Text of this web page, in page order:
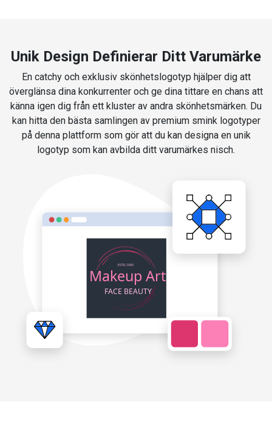
Unik Design Definierar Ditt Varumärke
En catchy och exklusiv skönhetslogotyp hjälper dig att
överglänsa dina konkurrenter och ge dina tittare en chans att
känna igen dig från ett kluster av andra skönhetsmärken. Du
kan hitta den bästa samlingen av premium smink logotyper
på denna plattform som gör att du kan designa en unik
logotyp som kan avbilda ditt varumärkes nisch.